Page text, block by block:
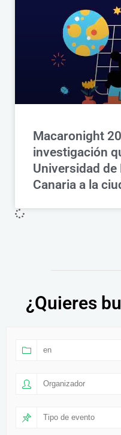
Macaronight
investigación
Universidad de
Canaria a la
¿Quieres
en
Organizador
Tipo de evento